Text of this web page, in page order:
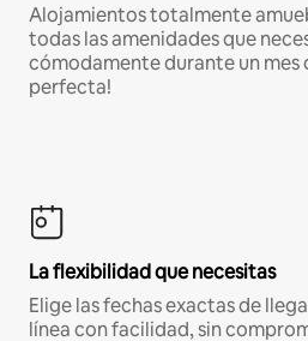
Alojamientos totalmente
todas las amenidades que
cómodamente durante un mes
perfecta!
La flexibilidad que necesitas
Elige las fechas exactas de
línea con facilidad, sin